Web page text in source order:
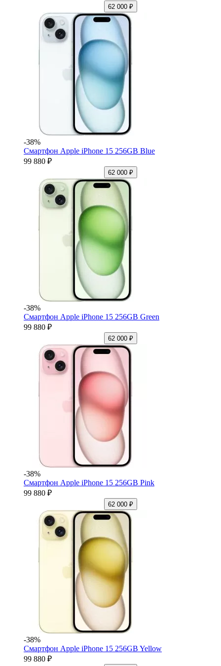
62 000 ₽
-38%
Смартфон Apple iPhone 15 256GB Blue
99 880 ₽
62 000 ₽
-38%
Смартфон Apple iPhone 15 256GB Green
99 880 ₽
62 000 ₽
-38%
Смартфон Apple iPhone 15 256GB Pink
99 880 ₽
62 000 ₽
-38%
Смартфон Apple iPhone 15 256GB Yellow
99 880 ₽